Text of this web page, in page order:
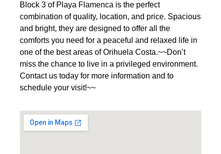
Block 3 of Playa Flamenca is the perfect
combination of quality, location, and price. Spacious
and bright, they are designed to offer all the
comforts you need for a peaceful and relaxed life in
one of the best areas of Orihuela Costa.~~Don’t
miss the chance to live in a privileged environment.
Contact us today for more information and to
schedule your visit!~~